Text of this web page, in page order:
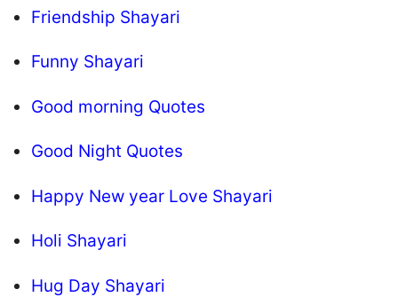
Friendship Shayari
Funny Shayari
Good morning Quotes
Good Night Quotes
Happy New year Love Shayari
Holi Shayari
Hug Day Shayari